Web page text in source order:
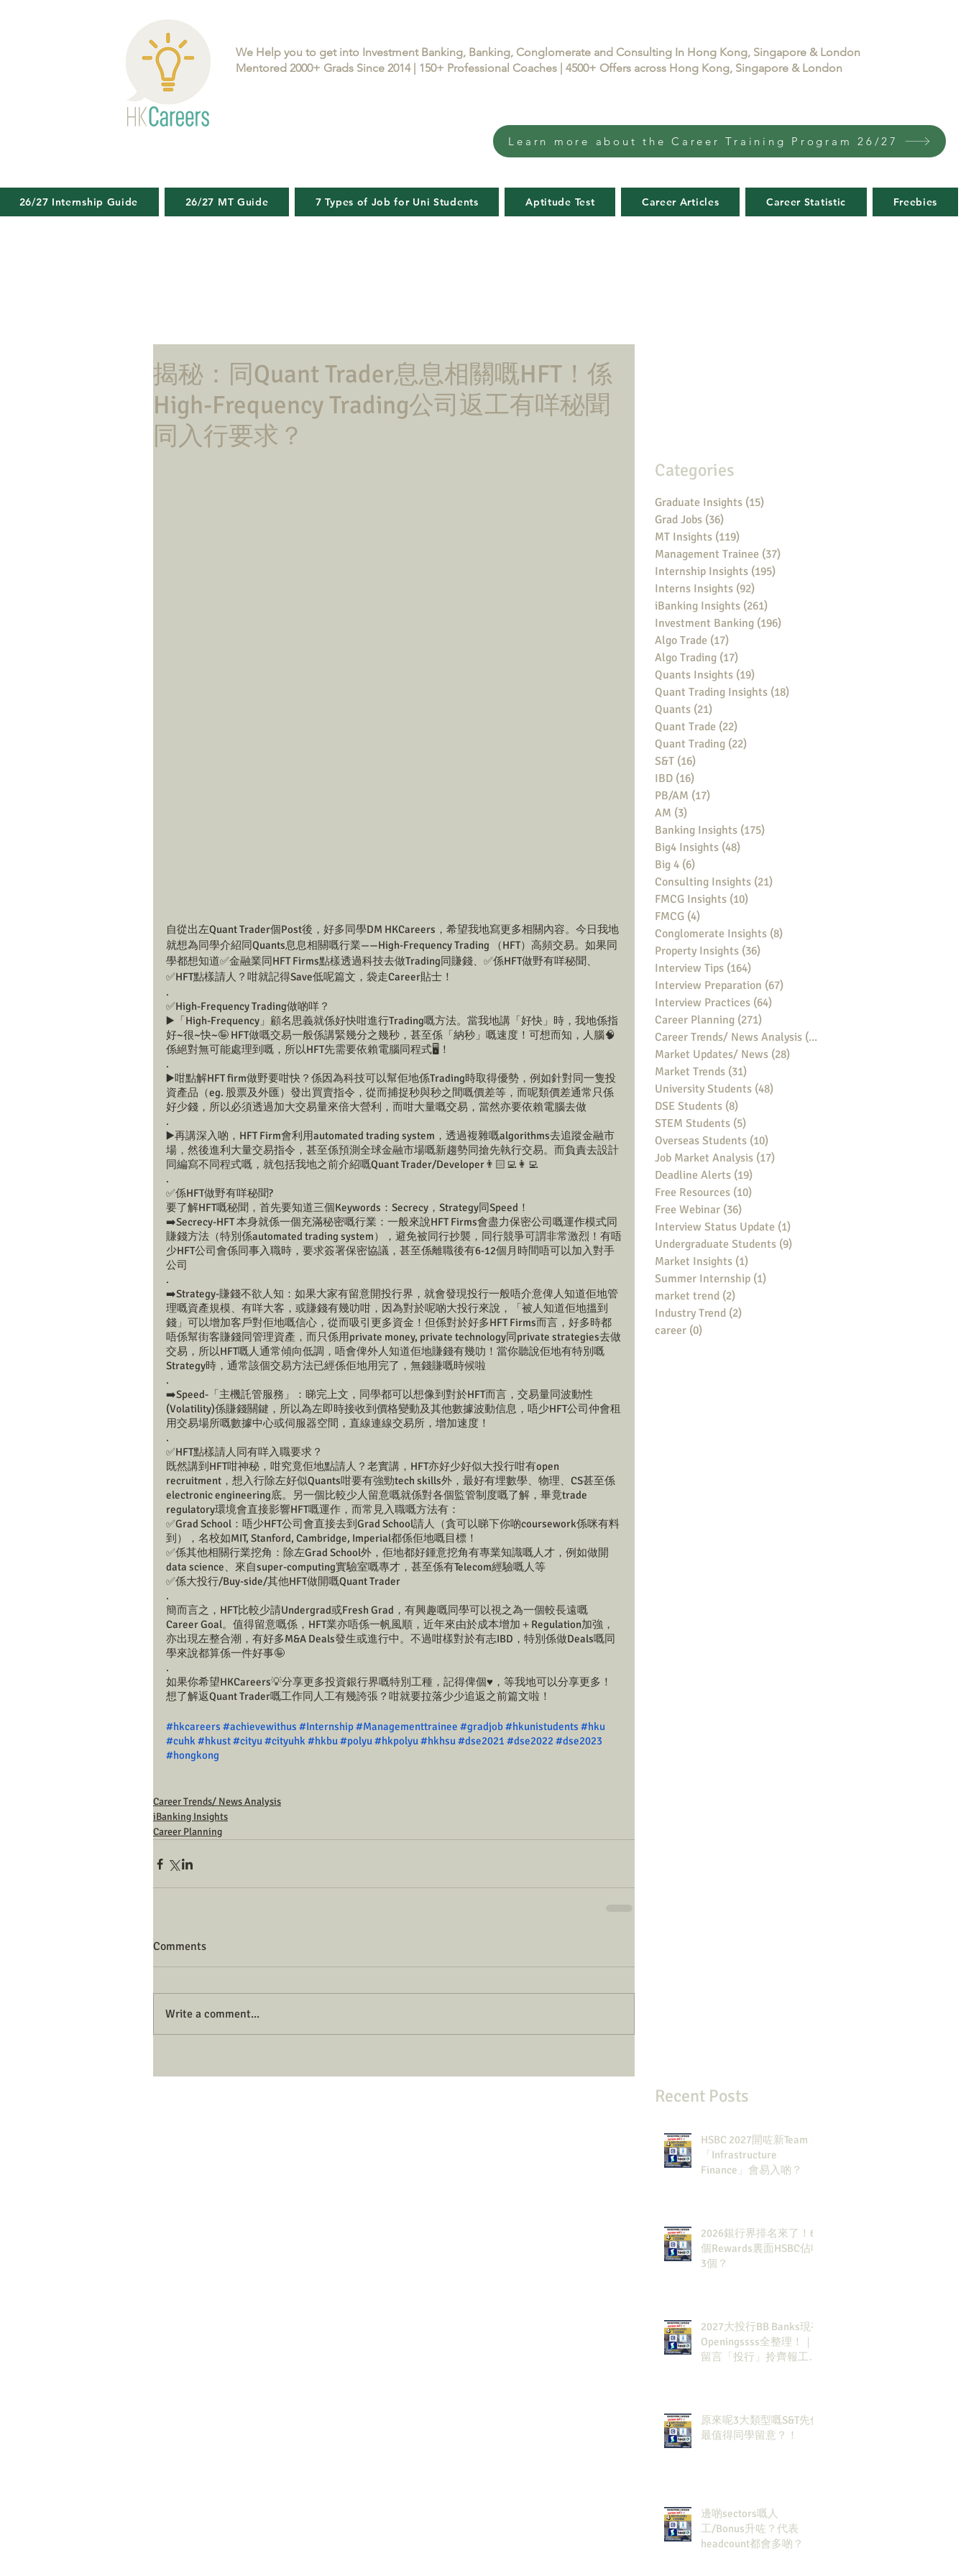
We Help you to get into Investment Banking, Banking, Conglomerate and Consulting In Hong Kong, Singapore & London
Mentored 2000+ Grads Since 2014 | 150+ Professional Coaches | 4500+ Offers across Hong Kong, Singapore & London
Learn more about the Career Training Program 26/27
26/27 Internship Guide 26/27 MT Guide 7 Types of Job for Uni Students Aptitude Test Career Articles Career Statistic Freebies
揭秘：同Quant Trader息息相關嘅HFT！係
High-Frequency Trading公司返工有咩秘聞
同入行要求？
自從出左Quant Trader個Post後，好多同學DM HKCareers，希望我地寫更多相關內容。今日我地
就想為同學介紹同Quants息息相關嘅行業——High-Frequency Trading （HFT）高頻交易。如果同
學都想知道✅金融業同HFT Firms點樣透過科技去做Trading同賺錢、✅係HFT做野有咩秘聞、
✅HFT點樣請人？咁就記得Save低呢篇文，袋走Career貼士！
.
✅High-Frequency Trading做啲咩？
▶️「High-Frequency」顧名思義就係好快咁進行Trading嘅方法。當我地講「好快」時，我地係指
好~很~快~🤪 HFT做嘅交易一般係講緊幾分之幾秒，甚至係「納秒」嘅速度！可想而知，人腦🧠
係絕對無可能處理到嘅，所以HFT先需要依賴電腦同程式🖥！
.
▶️咁點解HFT firm做野要咁快？係因為科技可以幫佢地係Trading時取得優勢，例如針對同一隻投
資產品（eg. 股票及外匯）發出買賣指令，從而捕捉秒與秒之間嘅價差等，而呢類價差通常只係
好少錢，所以必須透過加大交易量來倍大營利，而咁大量嘅交易，當然亦要依賴電腦去做
.
▶️再講深入啲，HFT Firm會利用automated trading system，透過複雜嘅algorithms去追蹤金融市
場，然後進利大量交易指令，甚至係預測全球金融市場嘅新趨勢同搶先執行交易。而負責去設計
同編寫不同程式嘅，就包括我地之前介紹嘅Quant Trader/Developer👨🏻‍💻👩‍💻
.
✅係HFT做野有咩秘聞?
要了解HFT嘅秘聞，首先要知道三個Keywords：Secrecy，Strategy同Speed！
➡️Secrecy-HFT 本身就係一個充滿秘密嘅行業：一般來說HFT Firms會盡力保密公司嘅運作模式同
賺錢方法（特別係automated trading system），避免被同行抄襲，同行競爭可謂非常激烈！有唔
少HFT公司會係同事入職時，要求簽署保密協議，甚至係離職後有6-12個月時間唔可以加入對手
公司
.
➡️Strategy-賺錢不欲人知：如果大家有留意開投行界，就會發現投行一般唔介意俾人知道佢地管
理嘅資產規模、有咩大客，或賺錢有幾叻咁，因為對於呢啲大投行來說，「被人知道佢地搵到
錢」可以增加客戶對佢地嘅信心，從而吸引更多資金！但係對於好多HFT Firms而言，好多時都
唔係幫街客賺錢同管理資產，而只係用private money, private technology同private strategies去做
交易，所以HFT嘅人通常傾向低調，唔會俾外人知道佢地賺錢有幾叻！當你聽說佢地有特別嘅
Strategy時，通常該個交易方法已經係佢地用完了，無錢賺嘅時候啦
.
➡️Speed-「主機託管服務」：睇完上文，同學都可以想像到對於HFT而言，交易量同波動性
(Volatility)係賺錢關鍵，所以為左即時接收到價格變動及其他數據波動信息，唔少HFT公司仲會租
用交易場所嘅數據中心或伺服器空間，直線連線交易所，增加速度！
.
✅HFT點樣請人同有咩入職要求？
既然講到HFT咁神秘，咁究竟佢地點請人？老實講，HFT亦好少好似大投行咁有open
recruitment，想入行除左好似Quants咁要有強勁tech skills外，最好有埋數學、物理、CS甚至係
electronic engineering底。另一個比較少人留意嘅就係對各個監管制度嘅了解，畢竟trade
regulatory環境會直接影響HFT嘅運作，而常見入職嘅方法有：
✅Grad School：唔少HFT公司會直接去到Grad School請人（貪可以睇下你啲coursework係咪有料
到），名校如MIT, Stanford, Cambridge, Imperial都係佢地嘅目標！
✅係其他相關行業挖角：除左Grad School外，佢地都好鍾意挖角有專業知識嘅人才，例如做開
data science、來自super-computing實驗室嘅專才，甚至係有Telecom經驗嘅人等
✅係大投行/Buy-side/其他HFT做開嘅Quant Trader
.
簡而言之，HFT比較少請Undergrad或Fresh Grad，有興趣嘅同學可以視之為一個較長遠嘅
Career Goal。值得留意嘅係，HFT業亦唔係一帆風順，近年來由於成本增加＋Regulation加強，
亦出現左整合潮，有好多M&A Deals發生或進行中。不過咁樣對於有志IBD，特別係做Deals嘅同
學來說都算係一件好事🤪
.
如果你希望HKCareers💡分享更多投資銀行界嘅特別工種，記得俾個♥️，等我地可以分享更多！
想了解返Quant Trader嘅工作同人工有幾誇張？咁就要拉落少少追返之前篇文啦！
#hkcareers #achievewithus #Internship#Managementtrainee #gradjob#hkunistudents #hku
#cuhk #hkust#cityu#cityuhk #hkbu#polyu#hkpolyu#hkhsu#dse2021 #dse2022 #dse2023
#hongkong
Career Trends/ News Analysis
iBanking Insights
Career Planning
Comments
Write a comment...
Categories
Graduate Insights (15)
Grad Jobs (36)
MT Insights (119)
Management Trainee (37)
Internship Insights (195)
Interns Insights (92)
iBanking Insights (261)
Investment Banking (196)
Algo Trade (17)
Algo Trading (17)
Quants Insights (19)
Quant Trading Insights (18)
Quants (21)
Quant Trade (22)
Quant Trading (22)
S&T (16)
IBD (16)
PB/AM (17)
AM (3)
Banking Insights (175)
Big4 Insights (48)
Big 4 (6)
Consulting Insights (21)
FMCG Insights (10)
FMCG (4)
Conglomerate Insights (8)
Property Insights (36)
Interview Tips (164)
Interview Preparation (67)
Interview Practices (64)
Career Planning (271)
Career Trends/ News Analysis (148)
Market Updates/ News (28)
Market Trends (31)
University Students (48)
DSE Students (8)
STEM Students (5)
Overseas Students (10)
Job Market Analysis (17)
Deadline Alerts (19)
Free Resources (10)
Free Webinar (36)
Interview Status Update (1)
Undergraduate Students (9)
Market Insights (1)
Summer Internship (1)
market trend (2)
Industry Trend (2)
career (0)
Recent Posts
HSBC 2027開咗新Team：
「Infrastructure
Finance」會易入啲？
2026銀行界排名來了！6
個Rewards裏面HSBC佔咗
3個？
2027大投行BB Banks現有
Openingssss全整理！｜
留言「投行」拎齊報工
原來呢3大類型嘅S&T先係
最值得同學留意？！
邊啲sectors嘅人
工/Bonus升咗？代表
headcount都會多啲？